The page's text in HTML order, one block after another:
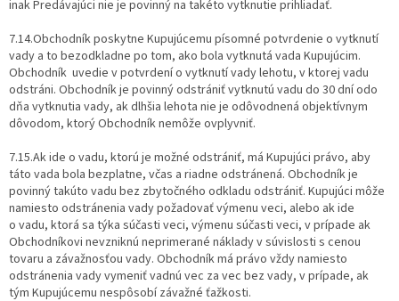
inak Predávajúci nie je povinný na takéto vytknutie prihliadať.
7.14.Obchodník poskytne Kupujúcemu písomné potvrdenie o vytknutí
vady a to bezodkladne po tom, ako bola vytknutá vada Kupujúcim.
Obchodník uvedie v potvrdení o vytknutí vady lehotu, v ktorej vadu
odstráni. Obchodník je povinný odstrániť vytknutú vadu do 30 dní odo
dňa vytknutia vady, ak dlhšia lehota nie je odôvodnená objektívnym
dôvodom, ktorý Obchodník nemôže ovplyvniť.
7.15.Ak ide o vadu, ktorú je možné odstrániť, má Kupujúci právo, aby
táto vada bola bezplatne, včas a riadne odstránená. Obchodník je
povinný takúto vadu bez zbytočného odkladu odstrániť. Kupujúci môže
namiesto odstránenia vady požadovať výmenu veci, alebo ak ide
o vadu, ktorá sa týka súčasti veci, výmenu súčasti veci, v prípade ak
Obchodníkovi nevzniknú neprimerané náklady v súvislosti s cenou
tovaru a závažnosťou vady. Obchodník má právo vždy namiesto
odstránenia vady vymeniť vadnú vec za vec bez vady, v prípade, ak
tým Kupujúcemu nespôsobí závažné ťažkosti.